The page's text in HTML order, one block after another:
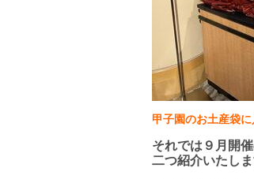
甲子園のお土産袋
それでは９月開
二つ紹介いたしま